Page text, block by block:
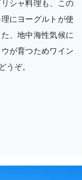
シャ料理も、この
にヨーグルトが使
、地中海性気候に
が育つためワイン
うぞ。